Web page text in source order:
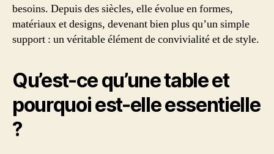
besoins. Depuis des siècles, elle évolue en formes,
matériaux et designs, devenant bien plus qu’un simple
support : un véritable élément de convivialité et de style.
Qu’est-ce qu’une table et
pourquoi est-elle essentielle
?